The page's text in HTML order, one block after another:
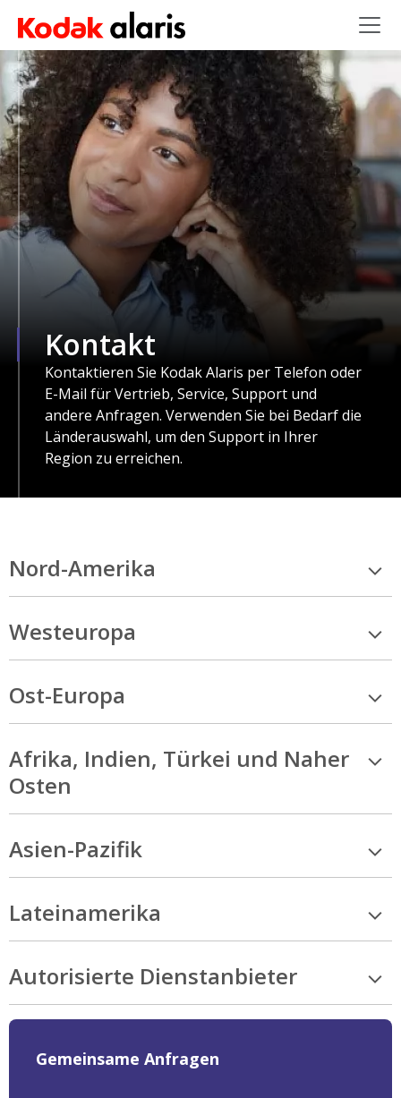
Skip to main content
Kontakt
Kontaktieren Sie Kodak Alaris per Telefon oder
E-Mail für Vertrieb, Service, Support und
andere Anfragen. Verwenden Sie bei Bedarf die
Länderauswahl, um den Support in Ihrer
Region zu erreichen.
Nord-Amerika
Westeuropa
Ost-Europa
Afrika, Indien, Türkei und Naher
Osten
Asien-Pazifik
Lateinamerika
Autorisierte Dienstanbieter
Gemeinsame Anfragen